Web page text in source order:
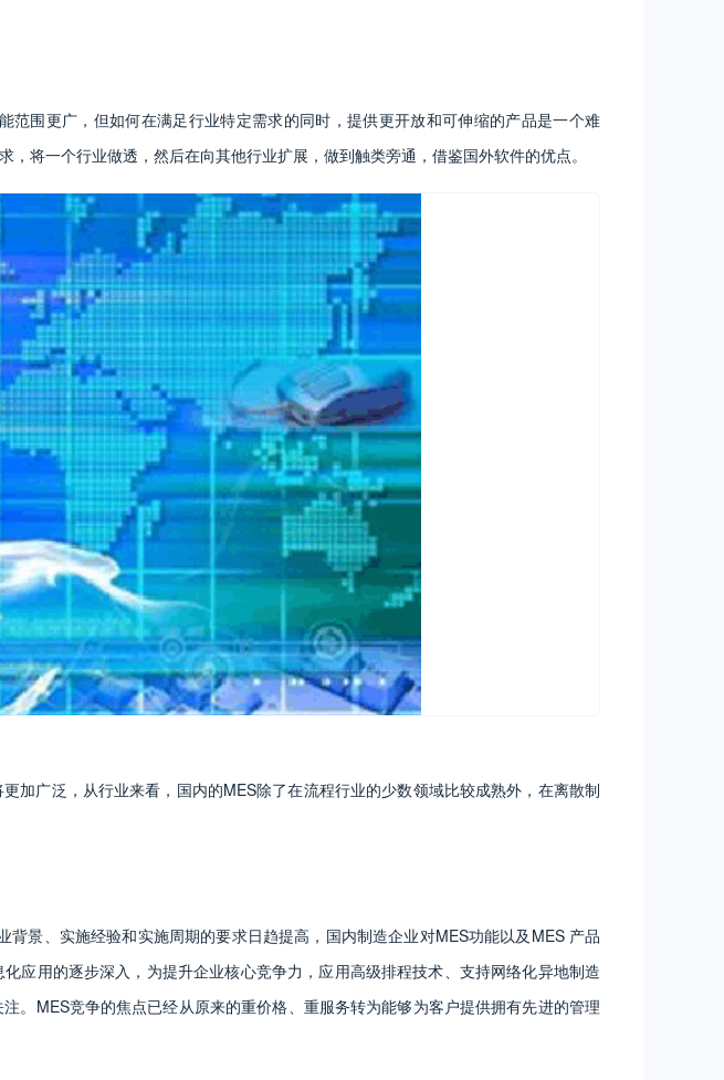
围更广，但如何在满足行业特定需求的同时，提供更开放和可伸缩的产品是一个难
将一个行业做透，然后在向其他行业扩展，做到触类旁通，借鉴国外软件的优点。
加广泛，从行业来看，国内的MES除了在流程行业的少数领域比较成熟外，在离散制
景、实施经验和实施周期的要求日趋提高，国内制造企业对MES功能以及MES 产品
应用的逐步深入，为提升企业核心竞争力，应用高级排程技术、支持网络化异地制造
。MES竞争的焦点已经从原来的重价格、重服务转为能够为客户提供拥有先进的管理